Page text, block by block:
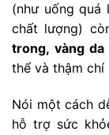
(như uống quá
chất lượng)
trong, vàng da
thể và thậm chí
Nói một cách
hỗ trợ sức